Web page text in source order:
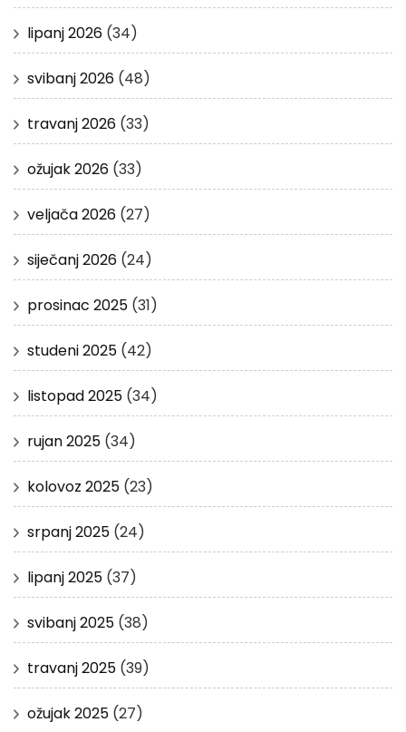
lipanj 2026 (34)
svibanj 2026 (48)
travanj 2026 (33)
ožujak 2026 (33)
veljača 2026 (27)
siječanj 2026 (24)
prosinac 2025 (31)
studeni 2025 (42)
listopad 2025 (34)
rujan 2025 (34)
kolovoz 2025 (23)
srpanj 2025 (24)
lipanj 2025 (37)
svibanj 2025 (38)
travanj 2025 (39)
ožujak 2025 (27)